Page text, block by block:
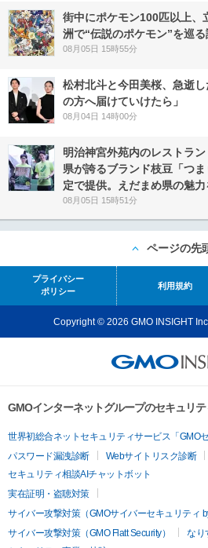
街中にポケモン100匹以上
洲で“伝説のポケモン”を巡る
08月05日 15時55分
松村北斗と今田美桜、急逝
の方へ届けていけたら」
08月04日 14時00分
明治神宮外苑内のレストラ
県が誇るブランド枝豆「つ
定で提供。えだまめ県の魅
08月05日 15時51分
ページの先
プライバシー
ポリシー
利用規約
Copyright © 2026 GMO INSIGHT
GMOインターネットグループのセキュリ
世界初総合ネットセキュリティサービス「GMO
パスワード漏洩診断
Webサイトリスク診断
セキュリティ相談AIチャットボット
実在証明・盗聴対策
サイバー攻撃対策（GMOサイバーセキュリティ
サイバー攻撃対策（GMO Flatt Security）
なり